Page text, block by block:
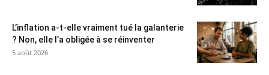
L’inflation a-t-elle vraiment tué la galanterie
? Non, elle l’a obligée à se réinventer
5 août 2026